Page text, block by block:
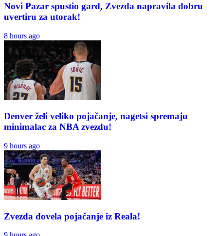
Novi Pazar spustio gard, Zvezda napravila dobru
uvertiru za utorak!
8 hours ago
Denver želi veliko pojačanje, nagetsi spremaju
minimalac za NBA zvezdu!
9 hours ago
Zvezda dovela pojačanje iz Reala!